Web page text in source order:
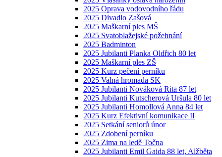
2025 Oprava vodovodního řádu
2025 Divadlo Zašová
2025 Maškarní ples MŠ
2025 Svatoblažejské požehnání
2025 Badminton
2025 Jubilanti Planka Oldřich 80 let
2025 Maškarní ples ZŠ
2025 Kurz pečení perníku
2025 Valná hromada SK
2025 Jubilanti Nováková Rita 87 let
2025 Jubilanti Kutscherová Uršula 80 let
2025 Jubilanti Homollová Anna 84 let
2025 Kurz Efektivní komunikace II
2025 Setkání seniorů únor
2025 Zdobení perníku
2025 Zima na ledě Točna
2025 Jubilanti Emil Gaida 88 let, Alžběta